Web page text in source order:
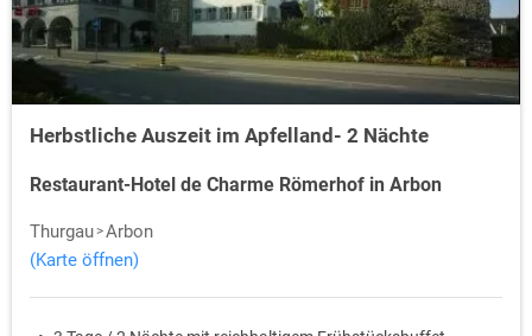
Herbstliche Auszeit im Apfelland- 2 Nächte
Restaurant-Hotel de Charme Römerhof in Arbon
Thurgau Arbon
(Karte öffnen)